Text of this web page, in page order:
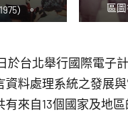
）。
區
於台北舉行國際電子
資料處理系統之發展
有來自13個國家及地